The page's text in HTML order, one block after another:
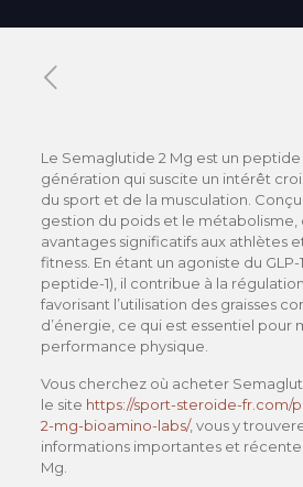
Le Semaglutide 2 Mg est un
génération qui suscite un intérêt
du sport et de la musculation.
gestion du poids et le
avantages significatifs aux athlètes
fitness. En étant un agoniste du
peptide-1), il contribue à la
favorisant l’utilisation des graisses
d’énergie, ce qui est essentiel pour
performance physique.
Vous cherchez où acheter
le site https://sport-steroide-fr.com/
2-mg-bioamino-labs/, vous y
informations importantes et
Mg.